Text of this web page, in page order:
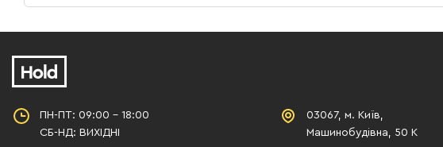
ПН-ПТ: 09:00 - 18:00
СБ-НД: ВИХІДНІ
03067, м. Київ,
Машинобудівна, 50 К